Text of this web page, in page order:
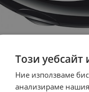
Този уебсайт
Ние използваме
анализираме